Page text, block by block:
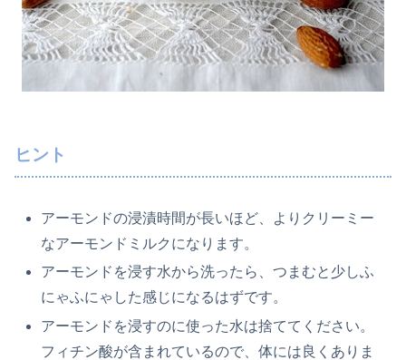
ヒント
アーモンドの浸漬時間が長いほど、よりクリーミー
なアーモンドミルクになります。
アーモンドを浸す水から洗ったら、つまむと少しふ
にゃふにゃした感じになるはずです。
アーモンドを浸すのに使った水は捨ててください。
フィチン酸が含まれているので、体には良くありま